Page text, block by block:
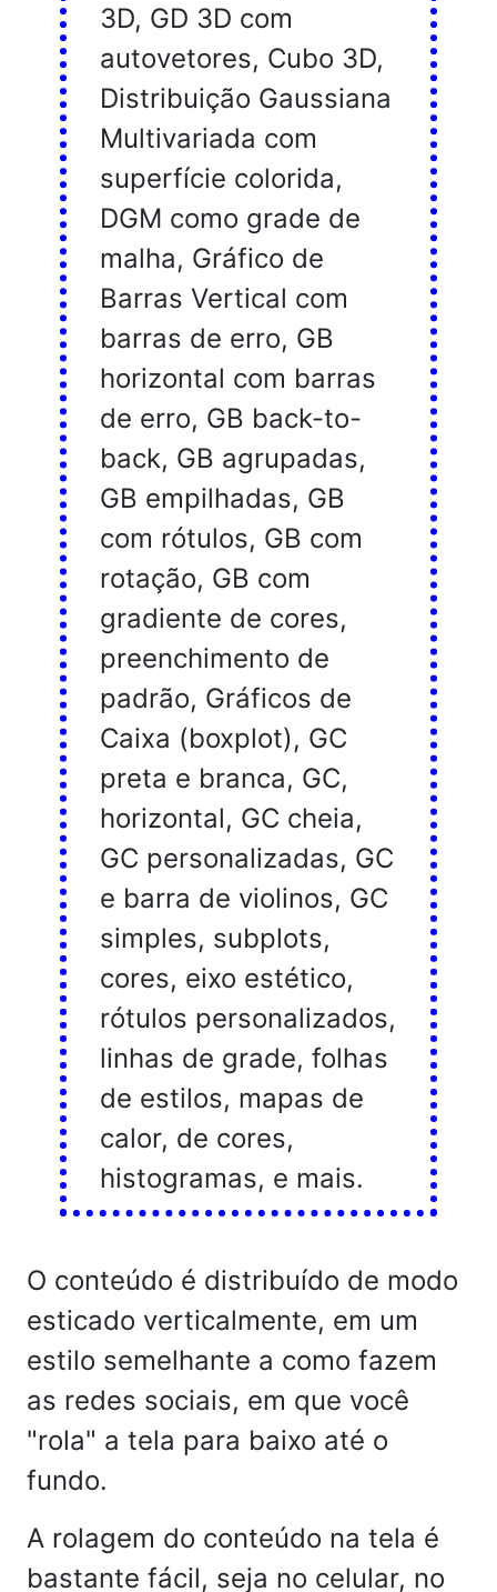
3D, GD 3D com
autovetores, Cubo 3D,
Distribuição Gaussiana
Multivariada com
superfície colorida,
DGM como grade de
malha, Gráfico de
Barras Vertical com
barras de erro, GB
horizontal com barras
de erro, GB back-to-
back, GB agrupadas,
GB empilhadas, GB
com rótulos, GB com
rotação, GB com
gradiente de cores,
preenchimento de
padrão, Gráficos de
Caixa (boxplot), GC
preta e branca, GC,
horizontal, GC cheia,
GC personalizadas, GC
e barra de violinos, GC
simples, subplots,
cores, eixo estético,
rótulos personalizados,
linhas de grade, folhas
de estilos, mapas de
calor, de cores,
histogramas, e mais.
O conteúdo é distribuído de modo
esticado verticalmente, em um
estilo semelhante a como fazem
as redes sociais, em que você
"rola" a tela para baixo até o
fundo.
A rolagem do conteúdo na tela é
bastante fácil, seja no celular, no